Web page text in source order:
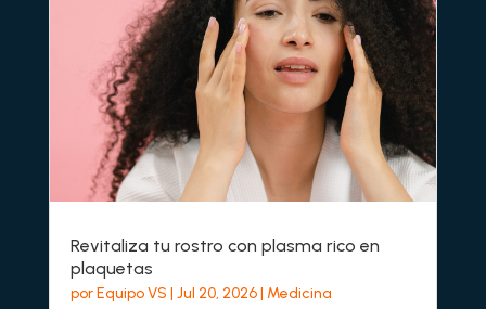
Revitaliza tu rostro con plasma rico en
plaquetas
porEquipo VS | Jul 20, 2026| Medicina